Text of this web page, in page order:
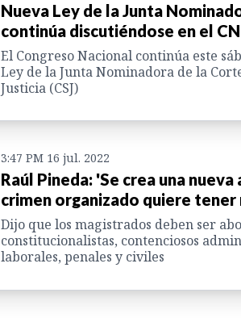
Nueva Ley de la Junta
continúa discutiéndose en el CN
El Congreso Nacional continúa este
Ley de la Junta Nominadora de la
Justicia (CSJ)
3:47 PM 16 jul. 2022
Raúl Pineda: 'Se crea una nueva
crimen organizado quiere
Dijo que los magistrados deben ser
constitucionalistas, contenciosos
laborales, penales y civiles